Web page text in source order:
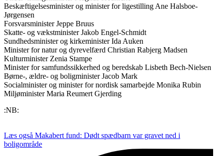
Beskæftigelsesminister og minister for ligestilling Ane Halsboe-
Jørgensen
Forsvarsminister Jeppe Bruus
Skatte- og vækstminister Jakob Engel-Schmidt
Sundhedsminister og kirkeminister Ida Auken
Minister for natur og dyrevelfærd Christian Rabjerg Madsen
Kulturminister Zenia Stampe
Minister for samfundssikkerhed og beredskab Lisbeth Bech-Nielsen
Børne-, ældre- og boligminister Jacob Mark
Socialminister og minister for nordisk samarbejde Monika Rubin
Miljøminister Maria Reumert Gjerding
:NB:
Læs også Makabert fund: Dødt spædbarn var gravet ned i
boligområde